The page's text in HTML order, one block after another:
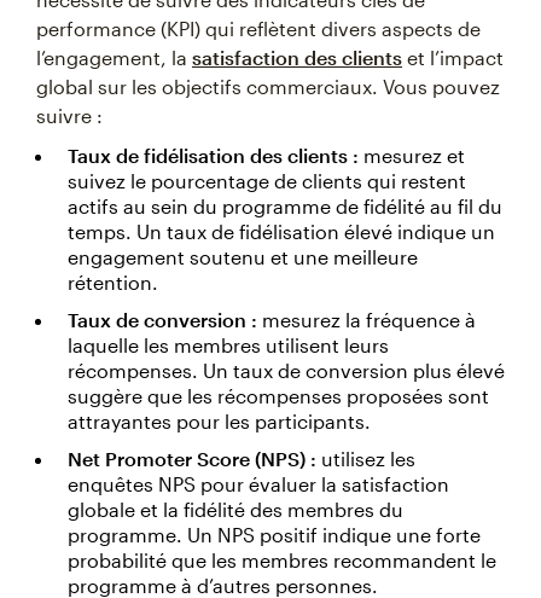
performance (KPI) qui reflètent divers aspects de
l’engagement, la satisfaction des clients et l’impact
global sur les objectifs commerciaux. Vous pouvez
suivre :
Taux de fidélisation des clients : mesurez et
suivez le pourcentage de clients qui restent
actifs au sein du programme de fidélité au fil du
temps. Un taux de fidélisation élevé indique un
engagement soutenu et une meilleure
rétention.
Taux de conversion : mesurez la fréquence à
laquelle les membres utilisent leurs
récompenses. Un taux de conversion plus élevé
suggère que les récompenses proposées sont
attrayantes pour les participants.
Net Promoter Score (NPS) : utilisez les
enquêtes NPS pour évaluer la satisfaction
globale et la fidélité des membres du
programme. Un NPS positif indique une forte
probabilité que les membres recommandent le
programme à d’autres personnes.